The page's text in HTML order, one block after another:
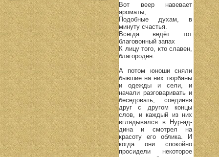
Вот веер навевает
ароматы,
Подобные духам, в
минуту счастья.
Всегда ведёт тот
благовонный запах
К лицу того, кто славен,
благороден.
А потом юноши сняли
бывшие на них тюрбаны
и одежды и сели, и
начали разговаривать и
беседовать, соединяя
друг с другом концы
слов, и каждый из них
вглядывался в Нур-ад-
дина и смотрел на
красоту его облика. И
когда они спокойно
просидели некоторое